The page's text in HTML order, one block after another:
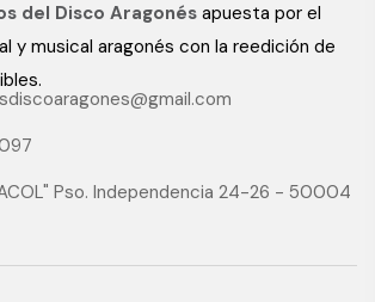
del Disco Aragonés apuesta por el
y musical aragonés con la reedición de
Pso. Independencia 24-26 - 50004